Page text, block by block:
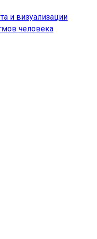
и визуализации
человека